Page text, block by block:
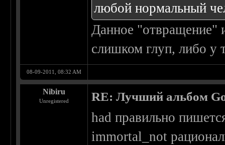
любой нормальный
Данное "отвращение"
слишком глуп, либо у
08-09-2011, 08:32 AM
Nibiru
Unregistered RE: Лучший альбом
had правильно
immortal_not